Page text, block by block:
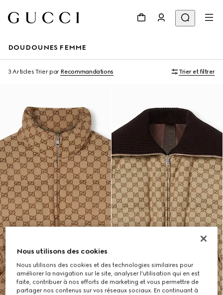
DOUDOUNES FEMME
3 Articles Trier par Recommandations Trier et filtrer
Nous utilisons des cookies
Nous utilisons des cookies et des technologies similaires pour
améliorer la navigation sur le site, analyser l'utilisation qui en est
faite, contribuer à nos efforts de marketing et vous permettre de
partager nos contenus sur vos réseaux sociaux. En continuant à